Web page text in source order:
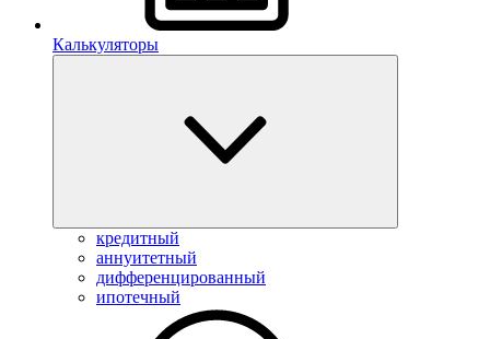
Калькуляторы
кредитный
аннуитетный
дифференцированный
ипотечный